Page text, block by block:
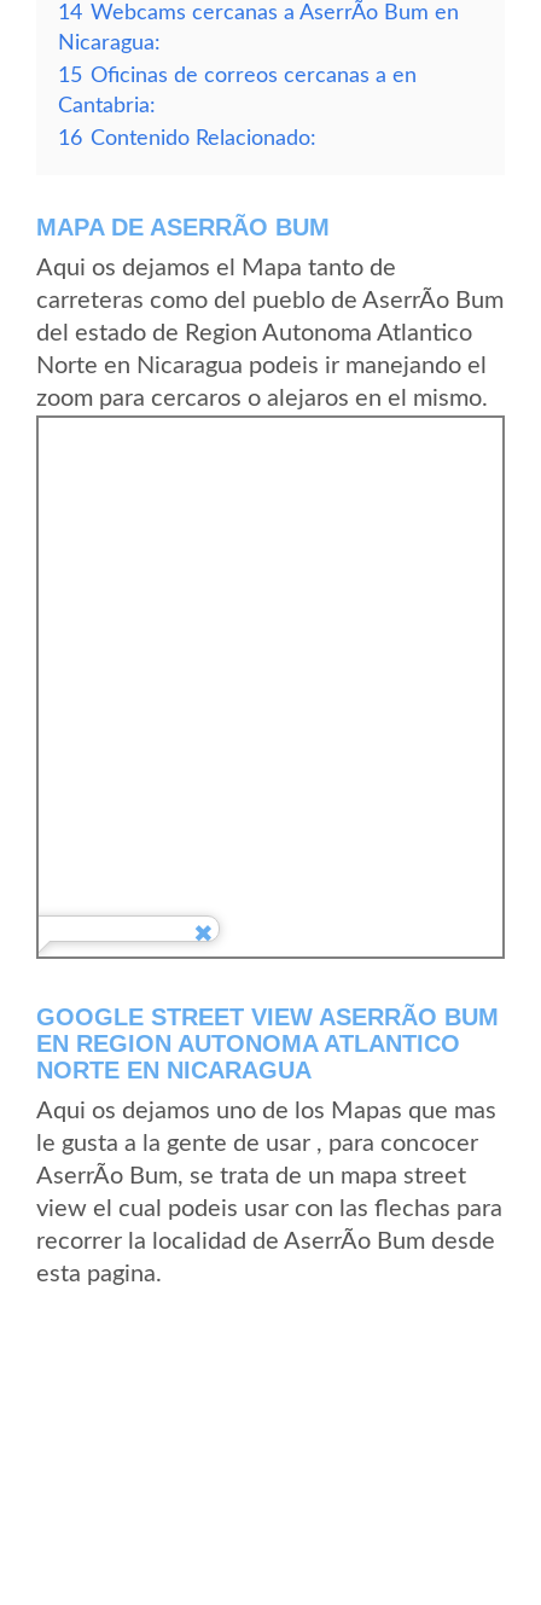
14 Webcams cercanas a AserrÃ­o Bum en
Nicaragua:
15 Oficinas de correos cercanas a en
Cantabria:
16 Contenido Relacionado:
MAPA DE ASERRÃ­O BUM
Aqui os dejamos el Mapa tanto de
carreteras como del pueblo de AserrÃ­o Bum
del estado de Region Autonoma Atlantico
Norte en Nicaragua podeis ir manejando el
zoom para cercaros o alejaros en el mismo.
GOOGLE STREET VIEW ASERRÃ­O BUM
EN REGION AUTONOMA ATLANTICO
NORTE EN NICARAGUA
Aqui os dejamos uno de los Mapas que mas
le gusta a la gente de usar , para concocer
AserrÃ­o Bum, se trata de un mapa street
view el cual podeis usar con las flechas para
recorrer la localidad de AserrÃ­o Bum desde
esta pagina.